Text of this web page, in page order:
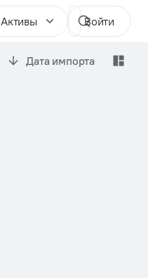
Активы Войти
Дата импорта